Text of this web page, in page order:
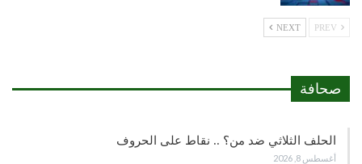
NEXT
صحافة
الحلف الثلاثي ضد من؟ .. نقاط على الحروف
أغسطس 8, 2026